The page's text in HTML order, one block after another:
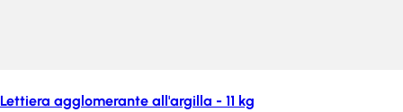
Lettiera agglomerante all'argilla - 11 kg